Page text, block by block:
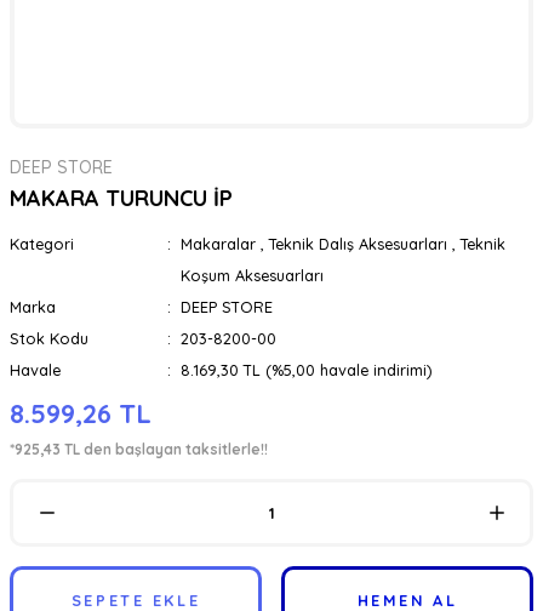
DEEP STORE
MAKARA TURUNCU İP
Kategori Makaralar ,Teknik Dalış Aksesuarları ,Teknik
Koşum Aksesuarları
Marka
DEEP STORE
Stok Kodu
203-8200-00
Havale
8.169,30 TL (%5,00 havale indirimi)
8.599,26 TL
*925,43 TL den başlayan taksitlerle!!
SEPETE EKLE HEMEN AL